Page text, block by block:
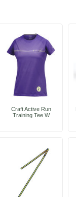
Craft Active Run
Training Tee W